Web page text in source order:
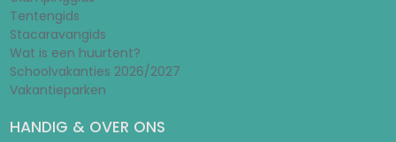
Tentengids
Stacaravangids
Wat is een huurtent?
Schoolvakanties 2026/2027
Vakantieparken
HANDIG & OVER ONS